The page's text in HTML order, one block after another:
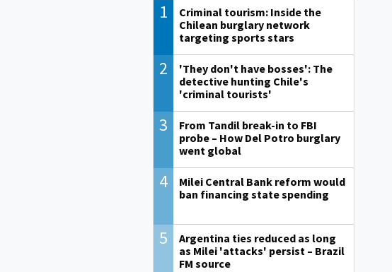
1
Criminal tourism: Inside the
Chilean burglary network
targeting sports stars
2
'They don't have bosses': The
detective hunting Chile's
'criminal tourists'
3
From Tandil break-in to FBI
probe – How Del Potro burglary
went global
4
Milei Central Bank reform would
ban financing state spending
5
Argentina ties reduced as long
as Milei 'attacks' persist – Brazil
FM source